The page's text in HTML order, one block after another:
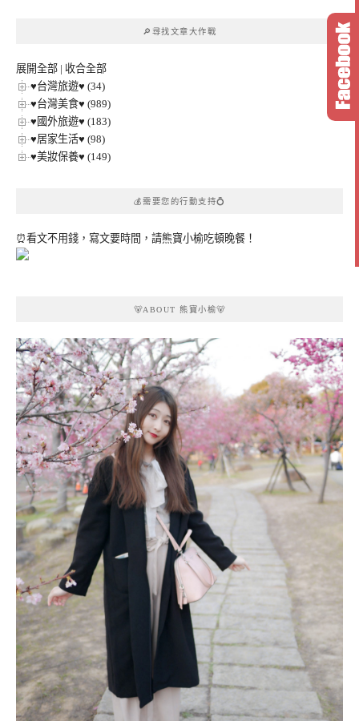
🔎尋找文章大作戰
展開全部 | 收合全部
♥台灣旅遊♥ (34)
♥台灣美食♥ (989)
♥國外旅遊♥ (183)
♥居家生活♥ (98)
♥美妝保養♥ (149)
💰需要您的行動支持💍
⏰看文不用錢，寫文要時間，請熊寶小榆吃頓晚餐！
🐻ABOUT 熊寶小榆🐻